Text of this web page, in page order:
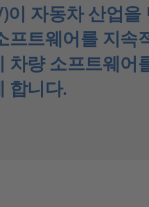
이 자동차 산업
트웨어를 지속
차량 소프트웨
합니다.